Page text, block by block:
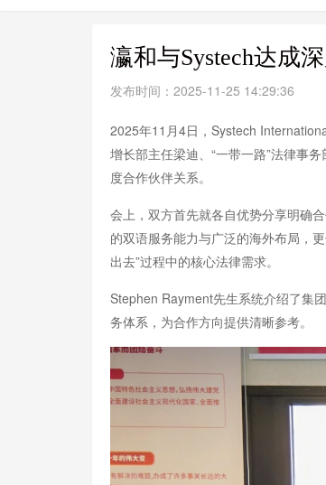
瀛和与Systech达成
发布时间：2025-11-25 14:29:36
2025年11月4日，Systech
增长部主任梁迪、“一带一路”法律事
度合作伙伴关系。
会上，双方首先就各自优势分享明确
的双语服务能力与广泛的海外布局，
出去”过程中的核心法律需求。
Stephen Rayment先生系统介绍了集
务体系，为合作方向提供清晰参考。